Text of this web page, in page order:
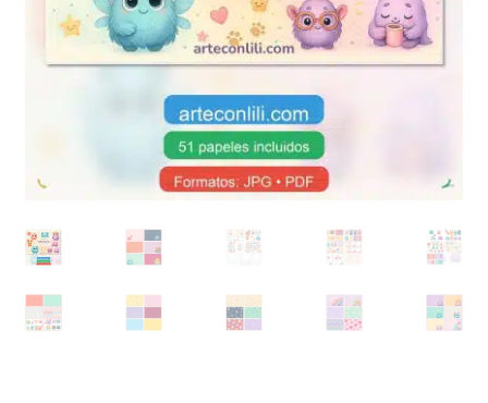
hijo